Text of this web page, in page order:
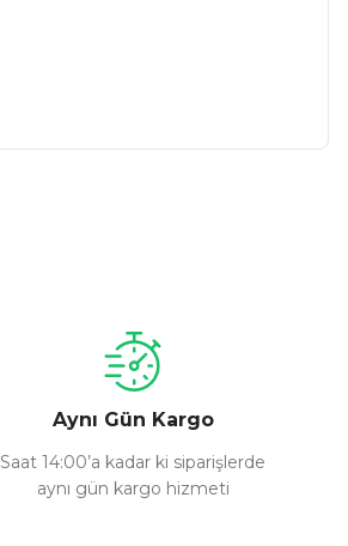
Aynı Gün Kargo
Saat 14:00’a kadar ki siparişlerde
aynı gün kargo hizmeti